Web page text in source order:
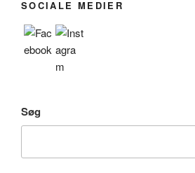
SOCIALE MEDIER
Søg